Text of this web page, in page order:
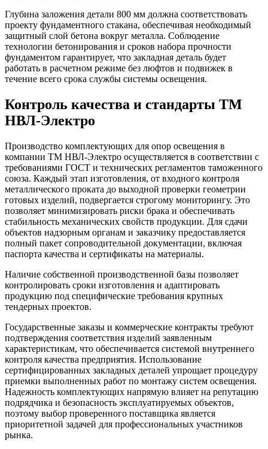
Глубина заложения детали 800 мм должна соответствовать
проекту фундаментного стакана, обеспечивая необходимый
защитный слой бетона вокруг металла. Соблюдение
технологии бетонирования и сроков набора прочности
фундаментом гарантирует, что закладная деталь будет
работать в расчетном режиме без люфтов и подвижек в
течение всего срока службы системы освещения.
Контроль качества и стандарты ТМ
НВЛ-Электро
Производство комплектующих для опор освещения в
компании ТМ НВЛ-Электро осуществляется в соответствии с
требованиями ГОСТ и технических регламентов таможенного
союза. Каждый этап изготовления, от входного контроля
металлического проката до выходной проверки геометрии
готовых изделий, подвергается строгому мониторингу. Это
позволяет минимизировать риски брака и обеспечивать
стабильность механических свойств продукции. Для сдачи
объектов надзорным органам и заказчику предоставляется
полный пакет сопроводительной документации, включая
паспорта качества и сертификаты на материалы.
Наличие собственной производственной базы позволяет
контролировать сроки изготовления и адаптировать
продукцию под специфические требования крупных
тендерных проектов.
Государственные заказы и коммерческие контракты требуют
подтверждения соответствия изделий заявленным
характеристикам, что обеспечивается системой внутреннего
контроля качества предприятия. Использование
сертифицированных закладных деталей упрощает процедуру
приемки выполненных работ по монтажу систем освещения.
Надежность комплектующих напрямую влияет на репутацию
подрядчика и безопасность эксплуатируемых объектов,
поэтому выбор проверенного поставщика является
приоритетной задачей для профессиональных участников
рынка.